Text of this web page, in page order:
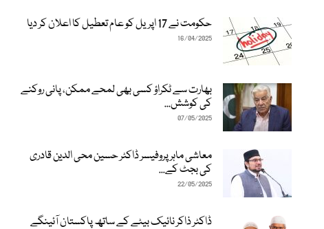
حکومت نے 17 اپریل کو عام تعطیل کا اعلان کر دیا
16/04/2025
بھارت سے ٹکراؤ کسی بھی لمحے ممکن، پانی روکنے
کی کوشش...
07/05/2025
معاشی ماہر پروفیسر ڈاکٹر حسین محی الدین قادری
کی بجٹ کے...
22/05/2025
ڈاکٹر ذاکر نائیک بیٹے کے ساتھ پاکستان آئینگے